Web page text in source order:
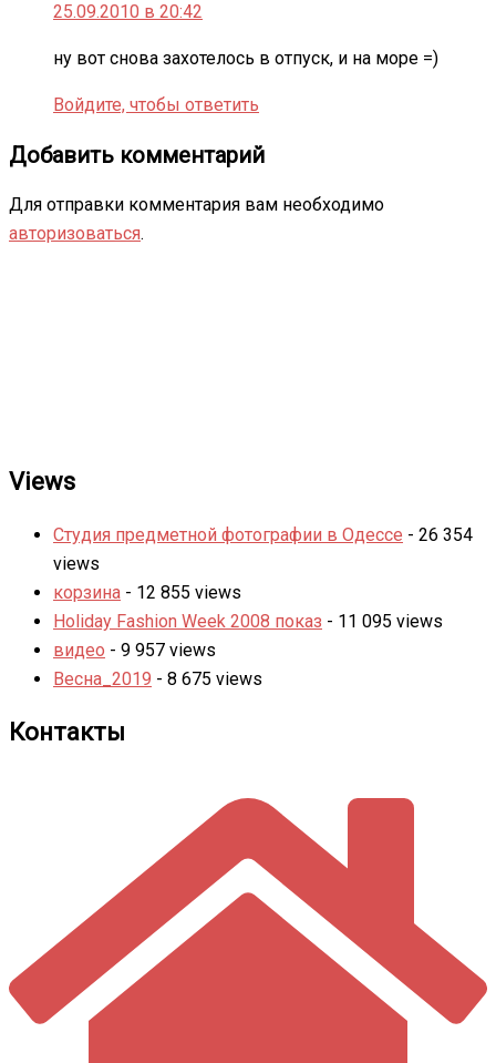
25.09.2010 в 20:42
ну вот снова захотелось в отпуск, и на море =)
Войдите, чтобы ответить
Добавить комментарий
Для отправки комментария вам необходимо
авторизоваться.
Views
Студия предметной фотографии в Одессе - 26 354
views
корзина - 12 855 views
Holiday Fashion Week 2008 показ - 11 095 views
видео - 9 957 views
Весна_2019 - 8 675 views
Контакты